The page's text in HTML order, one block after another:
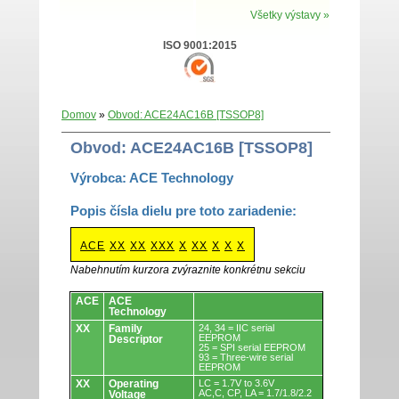
Všetky výstavy »
ISO 9001:2015
Domov » Obvod: ACE24AC16B [TSSOP8]
Obvod: ACE24AC16B [TSSOP8]
Výrobca: ACE Technology
Popis čísla dielu pre toto zariadenie:
ACE XX XX XXX X XX X X X
Nabehnutím kurzora zvýraznite konkrétnu sekciu
Obvody.
ACE
ACE
Technology
XX
Family
Descriptor
24, 34 = IIC serial
EEPROM
25 = SPI serial EEPROM
93 = Three-wire serial
EEPROM
XX
Operating
Voltage
LC = 1.7V to 3.6V
AC,C, CP, LA = 1.7/1.8/2.2